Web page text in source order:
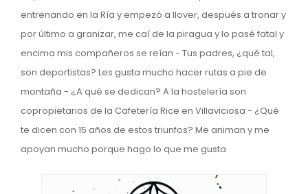
entrenando en la Ría y empezó a llover, después a tronar y
por último a granizar, me caí de la piragua y lo pasé fatal y
encima mis compañeros se reían - Tus padres, ¿qué tal,
son deportistas? Les gusta mucho hacer rutas a pie de
montaña - ¿A qué se dedican? A la hostelería son
copropietarios de la Cafetería Rice en Villaviciosa - ¿Qué
te dicen con 15 años de estos triunfos? Me animan y me
apoyan mucho porque hago lo que me gusta